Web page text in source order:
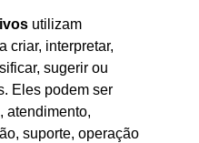
utilizam
criar, interpretar,
sugerir ou
Eles podem ser
atendimento,
suporte, operação